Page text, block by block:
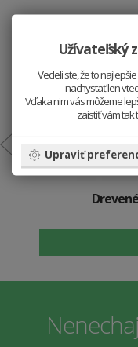
Užívateľský
Vedeli ste, že to
nachystať len
Vďaka nim vás môžeme
zaistiť vám tak
Upraviť